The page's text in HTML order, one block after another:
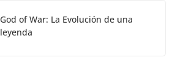
God of War: La Evolución de una
leyenda